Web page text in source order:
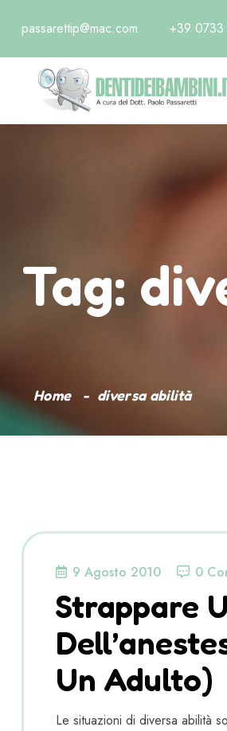
passarettip@mac.com +39
Tag:
Home diversa abilità
9 Agosto 2010 0
Strappare
Un Adulto)
Le situazioni di diversa abilità